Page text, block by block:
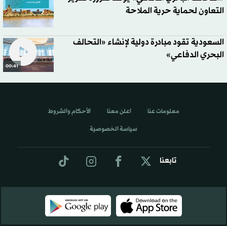
التعاون لحماية حرية الملاحة
00:41
السعودية تقود مبادرة دولية لإنشاء «التحالف
البحري الدفاعي»
تابعنا
معلومات عنا اعلن معنا الأحكام والشروط
سياسة الخصوصية